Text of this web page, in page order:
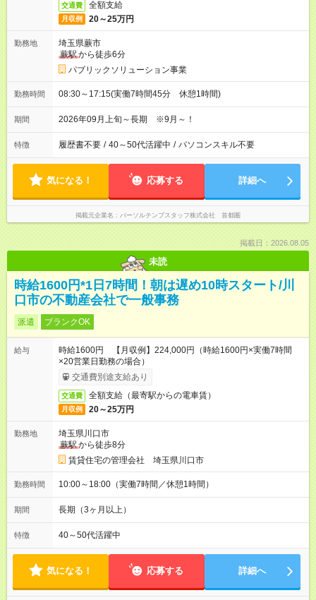
交通費 全額支給
月収例 20～25万円
勤務地
埼玉県蕨市
蕨駅から徒歩6分
パブリックソリューション事業
勤務時間 08:30～17:15(実働7時間45分 休憩1時間)
期間 2026年09月上旬～長期 ※9月～！
特徴 履歴書不要 / 40～50代活躍中 / パソコンスキル不要
気になる！ 応募する 詳細へ
掲載元企業名 パーソルテンプスタッフ株式会社 首都圏
掲載日：2026.08.05
未読
時給1600円*1日7時間！朝は遅め10時スタート/川
口市の不動産会社で一般事務
派遣 ブランクOK
給与
時給1600円 【月収例】224,000円（時給1600円×実働7時間
×20営業日勤務の場合）
交通費別途支給あり
交通費 全額支給（最寄駅からの電車賃）
月収例 20～25万円
勤務地
埼玉県川口市
蕨駅から徒歩8分
賃貸住宅の管理会社 埼玉県川口市
勤務時間 10:00～18:00（実働7時間／休憩1時間）
期間 長期（3ヶ月以上）
特徴 40～50代活躍中
気になる！ 応募する 詳細へ